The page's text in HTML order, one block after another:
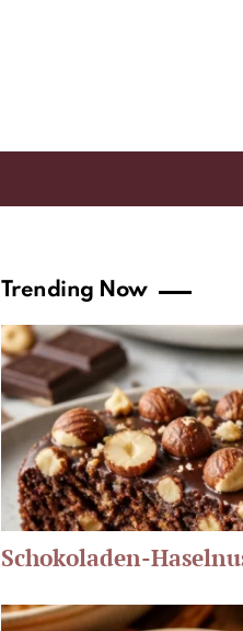
Trending Now
Schokoladen-